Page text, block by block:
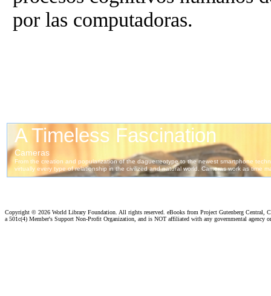
por las computadoras.
Copyright © 2026 World Library Foundation. All rights reserved. eBooks from Project Gutenberg Central,
a 501c(4) Member's Support Non-Profit Organization, and is NOT affiliated with any governmental agency